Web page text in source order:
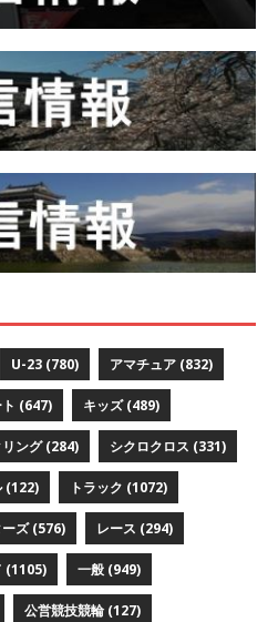
U-23 (780) アマチュア (832)
(647) キッズ(489)
ング(284) シクロクロス (331)
(122) トラック (1072)
ズ(576) レース (294)
(1105) 一般 (949)
公営競技競輪 (127)